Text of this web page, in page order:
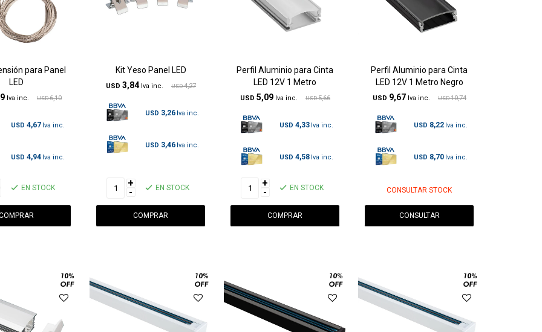
para Panel
LED
USD 6,10
USD 4,67
USD 4,94
EN STOCK
Kit Yeso Panel LED
USD 3,84 USD 4,27
USD 3,26
USD 3,46
+
- EN STOCK
Perfil Aluminio para Cinta
LED 12V 1 Metro
USD 5,09 USD 5,66
USD 4,33
USD 4,58
+
- EN STOCK
Perfil Aluminio para Cinta
LED 12V 1 Metro Negro
USD 9,67 USD 10,74
USD 8,22
USD 8,70
CONSULTAR STOCK
CONSULTAR